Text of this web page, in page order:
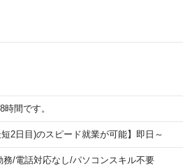
間です。
2日目)のスピード就業が可能】即日～
務/電話対応なし/パソコンスキル不要